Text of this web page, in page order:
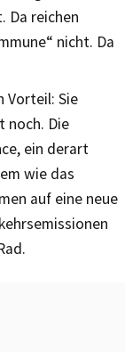
Da reichen
nicht. Da
Vorteil: Sie
noch. Die
ein derart
wie das
auf eine neue